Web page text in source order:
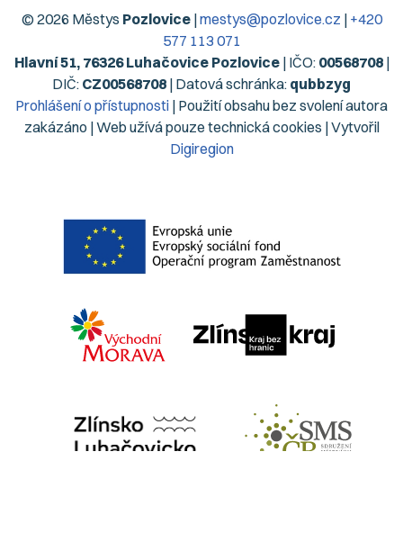
© 2026 Městys Pozlovice|mestys@pozlovice.cz | +420
577 113 071
Hlavní 51, 76326 Luhačovice Pozlovice| IČO: 00568708|
DIČ: CZ00568708 | Datová schránka: qubbzyg
Prohlášení o přístupnosti | Použití obsahu bez svolení autora
zakázáno | Web užívá pouze technická cookies | Vytvořil
Digiregion